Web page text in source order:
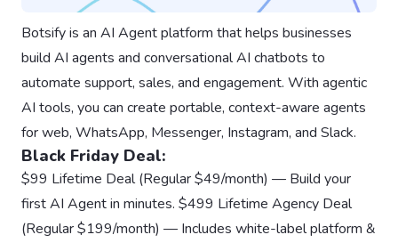
Botsify is an AI Agent platform that helps businesses
build AI agents and conversational AI chatbots to
automate support, sales, and engagement. With agentic
AI tools, you can create portable, context-aware agents
for web, WhatsApp, Messenger, Instagram, and Slack.
Black Friday Deal:
$99 Lifetime Deal (Regular $49/month) — Build your
first AI Agent in minutes. $499 Lifetime Agency Deal
(Regular $199/month) — Includes white-label platform &